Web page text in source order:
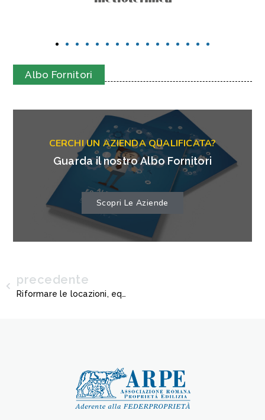
Albo Fornitori
CERCHI UN AZIENDA QUALIFICATA?
Guarda il nostro Albo Fornitori
Scopri Le Aziende
precedente
Riformare le locazioni, equità fiscale e garanzie per i proprietari